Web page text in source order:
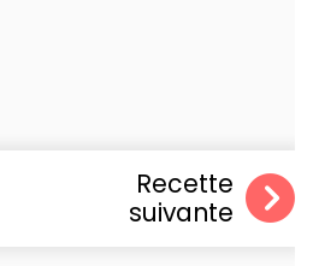
Recette
suivante